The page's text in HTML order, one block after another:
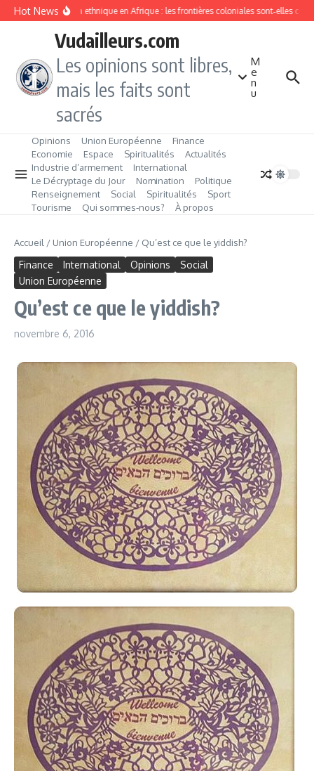
Aller au contenu
Hot NewsDivision ethnique en Afrique : les frontières coloniales sont‑elles
Vudailleurs.com
Les opinions sont libres,
mais les faits sont
sacrés
M
e
n
u
Opinions Union Européenne
Finance
Economie
Espace Spiritualités
Actualités
Industrie d’armement
International
Le Décryptage du Jour
Nomination
Politique
Renseignement
Social Spiritualités
Sport
Tourisme
Qui sommes‑nous? À propos
Accueil / Union Européenne / Qu’est ce que le yiddish?
Finance International Opinions
Social
Union Européenne
Qu’est ce que le yiddish?
novembre 6, 2016